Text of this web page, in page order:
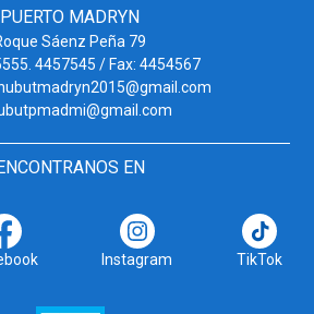
PUERTO MADRYN
Sáenz Peña 79
4457545 / Fax: 4454567
ENCONTRANOS EN
Instagram TikTok